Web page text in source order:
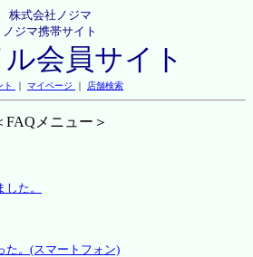
株式会社ノジマ
ノジマ携帯サイト
会員サイト
ト ｜ マイページ ｜ 店舗検索
FAQメニュー＞
た。
た。(スマートフォン)